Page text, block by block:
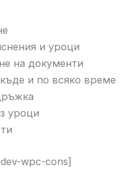
и уроци
на документи
и по всяко време
уроци
wpc-cons]